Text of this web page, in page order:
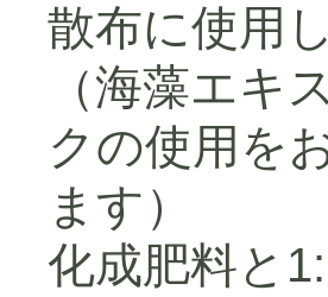
散布に使用
（海藻エキ
クの使用を
ます）
化成肥料と